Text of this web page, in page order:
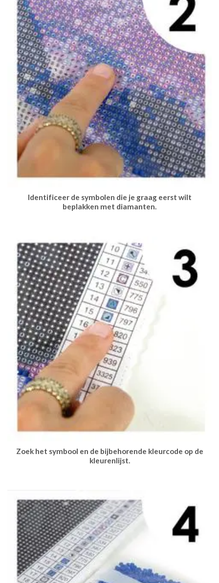
Identificeer de symbolen die je graag eerst wilt
beplakken met diamanten.
Zoek het symbool en de bijbehorende kleurcode op de
kleurenlijst.